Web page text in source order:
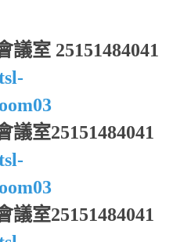
議室 25151484041
議室25151484041
議室25151484041